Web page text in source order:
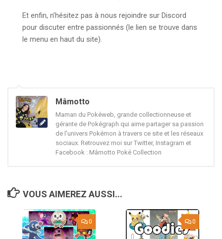
Et enfin, n’hésitez pas à nous rejoindre sur Discord
pour discuter entre passionnés (le lien se trouve dans
le menu en haut du site).
Mâmotto
Maman du Pokéweb, grande collectionneuse et
gérante de Pokégraph qui aime partager sa passion
de l'univers Pokémon à travers ce site et les réseaux
sociaux. Retrouvez moi sur Twitter, Instagram et
Facebook : Mâmotto Poké Collection
VOUS AIMEREZ AUSSI...
0 0